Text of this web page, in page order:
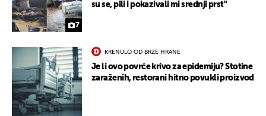
7
su se, pili i pokazivali mi srednji prst"
KRENULO OD BRZE HRANE
Je li ovo povrće krivo za epidemiju? Stotine
zaraženih, restorani hitno povukli proizvod